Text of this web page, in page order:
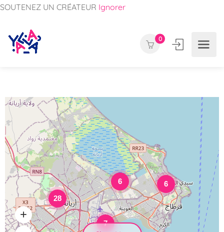
SOUTENEZ UN CRÉATEUR Ignorer
0
6
6
7
28